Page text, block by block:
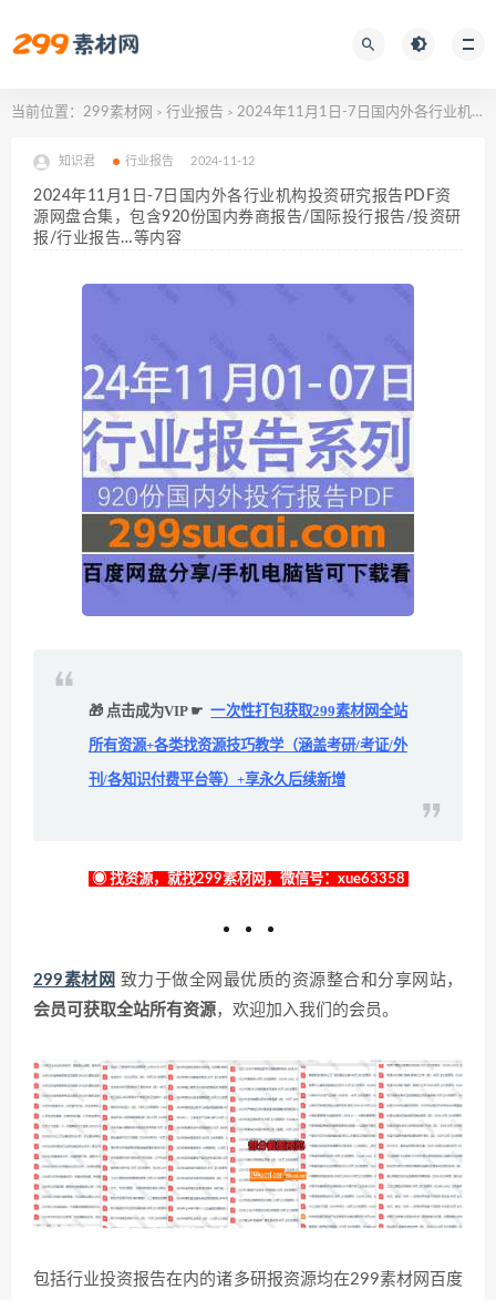
当前位置： 299素材网 > 行业报告 > 2024年11月1日-7日国内外各行业机构投资研究报告PDF资源网盘合集，包含920份国内券商报告/国际投行报告/投资研报/行业报告…等内容
知识君 行业报告 2024-11-12
2024年11月1日-7日国内外各行业机构投资研究报告PDF资
源网盘合集，包含920份国内券商报告/国际投行报告/投资研
报/行业报告…等内容
🎁 点击成为VIP ☛ 一次性打包获取299素材网全站
所有资源+各类找资源技巧教学（涵盖考研/考证/外
刊/各知识付费平台等）+享永久后续新增
◉ 找资源，就找299素材网，微信号：xue63358
299素材网 致力于做全网最优质的资源整合和分享网站，
会员可获取全站所有资源，欢迎加入我们的会员。
包括行业投资报告在内的诸多研报资源均在299素材网百度